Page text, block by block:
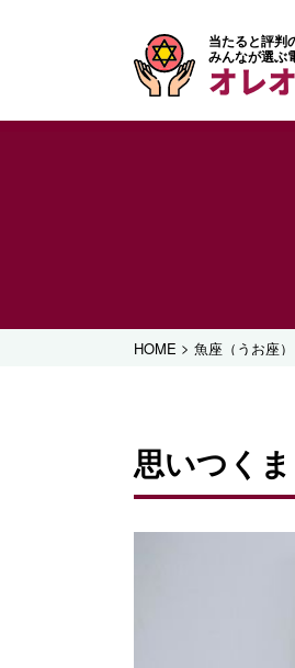
当たると評判
みんなが選ぶ
オレ
HOME > 魚座（うお座）
思いつく